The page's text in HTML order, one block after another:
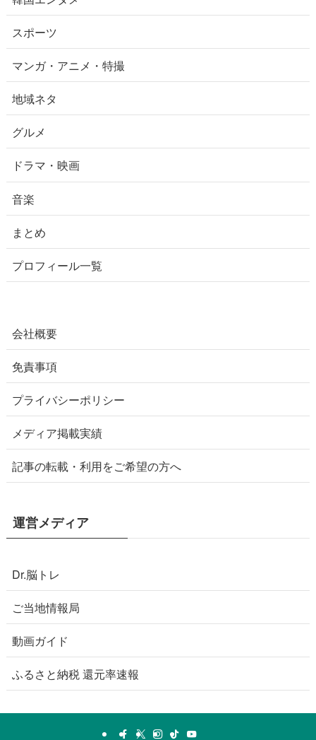
スポーツ
マンガ・アニメ・特撮
地域ネタ
グルメ
ドラマ・映画
音楽
まとめ
プロフィール一覧
会社概要
免責事項
プライバシーポリシー
メディア掲載実績
記事の転載・利用をご希望の方へ
運営メディア
Dr.脳トレ
ご当地情報局
動画ガイド
ふるさと納税 還元率速報